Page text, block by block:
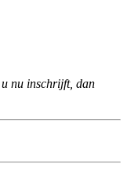
nu inschrijft, dan